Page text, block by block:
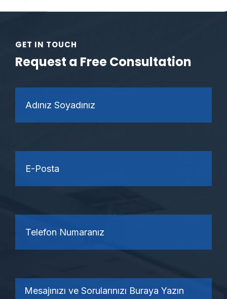
GET IN TOUCH
Request a Free Consultation